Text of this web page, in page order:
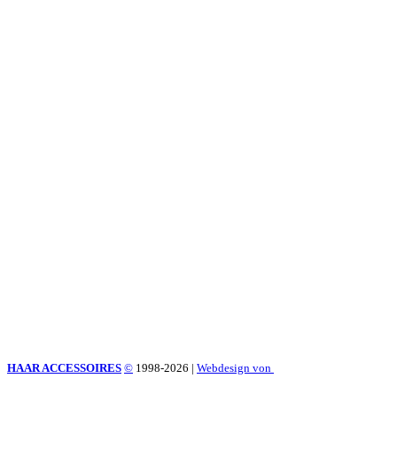
HAAR ACCESSOIRES © 1998-2026 | Webdesign von